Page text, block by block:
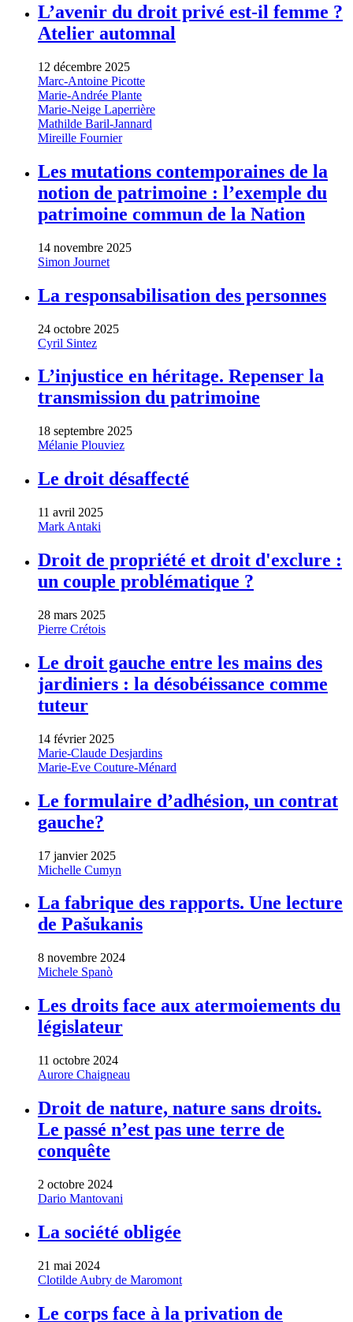
L’avenir du droit privé est-il femme ?
Atelier automnal
12 décembre 2025
Marc-Antoine Picotte
Marie-Andrée Plante
Marie-Neige Laperrière
Mathilde Baril-Jannard
Mireille Fournier
Les mutations contemporaines de la
notion de patrimoine : l’exemple du
patrimoine commun de la Nation
14 novembre 2025
Simon Journet
La responsabilisation des personnes
24 octobre 2025
Cyril Sintez
L’injustice en héritage. Repenser la
transmission du patrimoine
18 septembre 2025
Mélanie Plouviez
Le droit désaffecté
11 avril 2025
Mark Antaki
Droit de propriété et droit d'exclure :
un couple problématique ?
28 mars 2025
Pierre Crétois
Le droit gauche entre les mains des
jardiniers : la désobéissance comme
tuteur
14 février 2025
Marie-Claude Desjardins
Marie-Eve Couture-Ménard
Le formulaire d’adhésion, un contrat
gauche?
17 janvier 2025
Michelle Cumyn
La fabrique des rapports. Une lecture
de Pašukanis
8 novembre 2024
Michele Spanò
Les droits face aux atermoiements du
législateur
11 octobre 2024
Aurore Chaigneau
Droit de nature, nature sans droits.
Le passé n’est pas une terre de
conquête
2 octobre 2024
Dario Mantovani
La société obligée
21 mai 2024
Clotilde Aubry de Maromont
Le corps face à la privation de